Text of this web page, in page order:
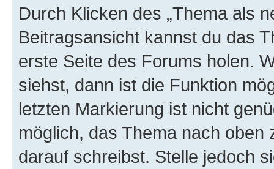
Durch Klicken des „Thema als
Beitragsansicht kannst du das
erste Seite des Forums holen.
siehst, dann ist die Funktion
letzten Markierung ist nicht
möglich, das Thema nach oben
darauf schreibst. Stelle jedoch